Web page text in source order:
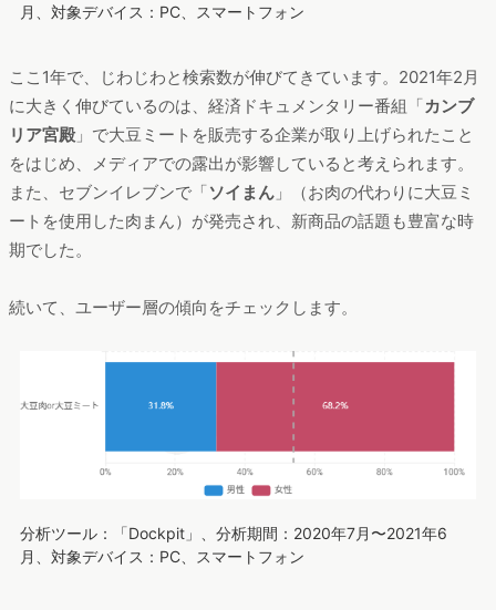
月、対象デバイス：PC、スマートフォン
ここ1年で、じわじわと検索数が伸びてきています。2021年2月
に大きく伸びているのは、経済ドキュメンタリー番組「カンブ
リア宮殿 」で大豆ミートを販売する企業が取り上げられたこと
をはじめ、メディアでの露出が影響していると考えられます。
また、セブンイレブンで「ソイまん 」（お肉の代わりに大豆ミ
ートを使用した肉まん）が発売され、新商品の話題も豊富な時
期でした。
続いて、ユーザー層の傾向をチェックします。
分析ツール：「Dockpit」、分析期間：2020年7月〜2021年6
月、対象デバイス：PC、スマートフォン